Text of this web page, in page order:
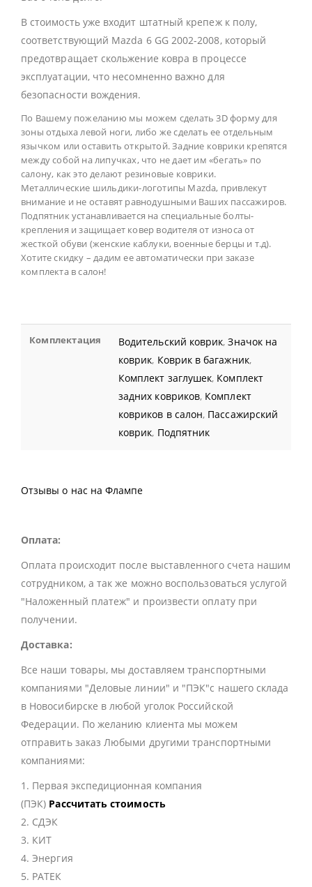
В стоимость уже входит штатный крепеж к полу,
соответствующий Mazda 6 GG 2002-2008, который
предотвращает скольжение ковра в процессе
эксплуатации, что несомненно важно для
безопасности вождения.
По Вашему пожеланию мы можем сделать 3D форму для
зоны отдыха левой ноги, либо же сделать ее отдельным
язычком или оставить открытой. Задние коврики крепятся
между собой на липучках, что не дает им «бегать» по
салону, как это делают резиновые коврики.
Металлические шильдики-логотипы Mazda, привлекут
внимание и не оставят равнодушными Ваших пассажиров.
Подпятник устанавливается на специальные болты-
крепления и защищает ковер водителя от износа от
жесткой обуви (женские каблуки, военные берцы и т.д).
Хотите скидку – дадим ее автоматически при заказе
комплекта в салон!
Комплектация Водительский коврик,Значок на
коврик, Коврик в багажник,
Комплект заглушек, Комплект
задних ковриков, Комплект
ковриков в салон, Пассажирский
коврик, Подпятник
Отзывы о нас на Флампе
Оплата:
Оплата происходит после выставленного счета нашим
сотрудником, а так же можно воспользоваться услугой
"Наложенный платеж" и произвести оплату при
получении.
Доставка:
Все наши товары, мы доставляем транспортными
компаниями "Деловые линии" и "ПЭК"с нашего склада
в Новосибирске в любой уголок Российской
Федерации. По желанию клиента мы можем
отправить заказ Любыми другими транспортными
компаниями:
1. Первая экспедиционная компания
(ПЭК) Рассчитать стоимость
2. СДЭК
3. КИТ
4. Энергия
5. РАТЕК